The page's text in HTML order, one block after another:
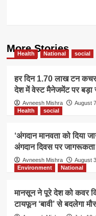
More Stories
Health National social
हर दिन 1.70 लाख टन
देश में वेस्ट मैनेजमेंट पर बड़ा
Avneesh Mishra August
Health
social
‘अंगदान मानवता को दिया
अंगदान दिवस पर
Avneesh Mishra August
Environment
National
मानसून ने पूरे देश को कवर
टायफून ‘बावी’ से बदलेगा